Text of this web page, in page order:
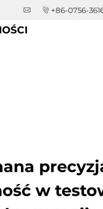
+86-0756-
w